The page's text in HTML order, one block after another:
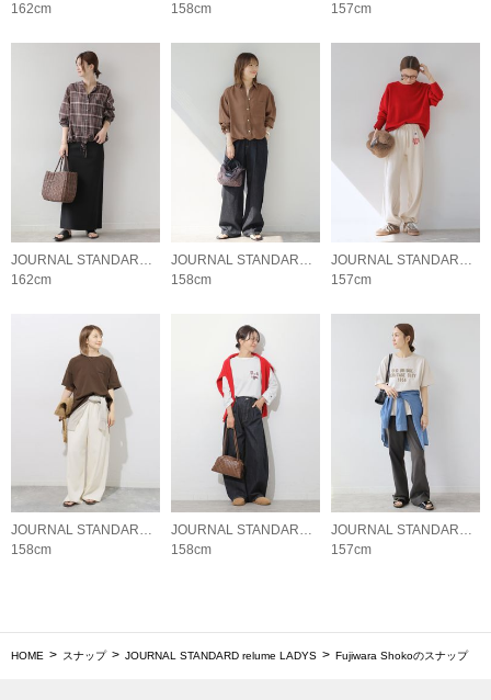
162cm
158cm
157cm
162cm
158cm
157cm
158cm
158cm
157cm
HOME スナップ JOURNAL STANDARD relume LADYS Fujiwara Shokoのスナップ